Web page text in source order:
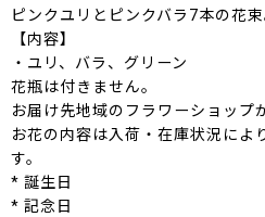
ピンクユリとピンクバラ7本の花束
【内容】
・ユリ、バラ、グリーン
花瓶は付きません。
お届け先地域のフラワーショップ
お花の内容は入荷・在庫状況によ
す。
* 誕生日
* 記念日